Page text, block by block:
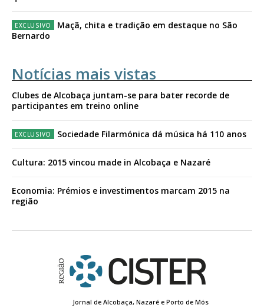
Maçã, chita e tradição em destaque no São
Bernardo
Notícias mais vistas
Clubes de Alcobaça juntam-se para bater recorde de
participantes em treino online
Sociedade Filarmónica dá música há 110 anos
Cultura: 2015 vincou made in Alcobaça e Nazaré
Economia: Prémios e investimentos marcam 2015 na
região
Jornal de Alcobaça, Nazaré e Porto de Mós